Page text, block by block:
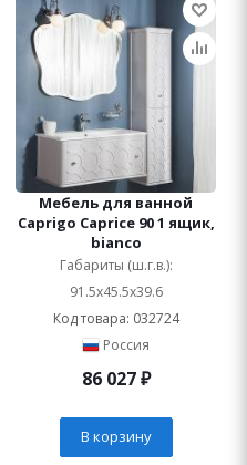
Мебель для ванной
Caprigo Caprice 90 1 ящик,
bianco
Габариты (ш.г.в.):
91.5x45.5x39.6
Код товара: 032724
Россия
86 027₽
В корзину